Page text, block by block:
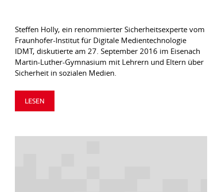
Steffen Holly, ein renommierter Sicherheitsexperte vom
Fraunhofer-Institut für Digitale Medientechnologie
IDMT, diskutierte am 27. September 2016 im Eisenach
Martin-Luther-Gymnasium mit Lehrern und Eltern über
Sicherheit in sozialen Medien.
LESEN